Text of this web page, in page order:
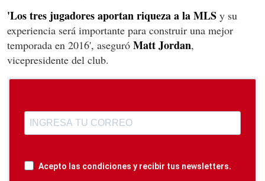
'Los tres jugadores aportan riqueza a la MLS y su
experiencia será importante para construir una mejor
temporada en 2016', aseguró Matt Jordan,
vicepresidente del club.
Acepto las condiciones y recibir tus newsletters.